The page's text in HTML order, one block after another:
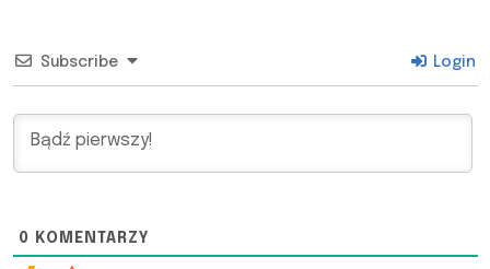
Subscribe Login
0 KOMENTARZY